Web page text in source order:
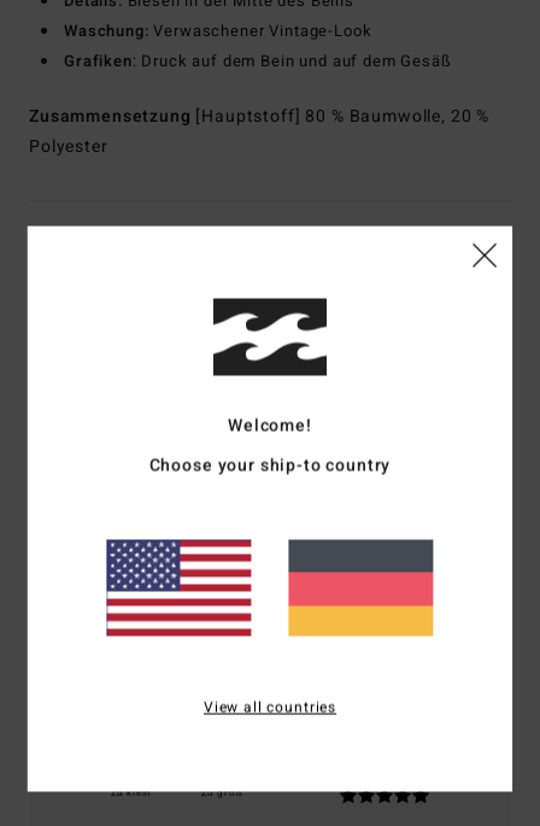
Waschung: Verwaschener Vintage-Look
Grafiken: Druck auf dem Bein und auf dem Gesäß
Zusammensetzung [Hauptstoff] 80 % Baumwolle, 20 %
Polyester
Kundenbewertungen
Durchschnittliche Bewertung
5.0
basierend auf1 verifizierten Bewertungenseit Oktober 2025
100% unserer Kunden empfehlen dieses Produkt
Zu klein Zu groß
Welcome!
Choose your ship-to country
View all countries